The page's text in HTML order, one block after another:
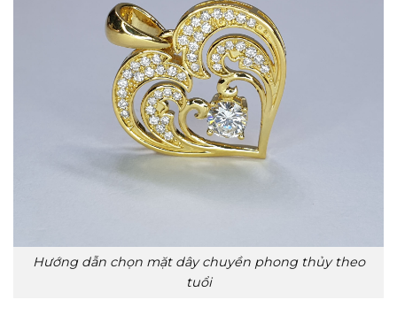
Hướng dẫn chọn mặt dây chuyền phong thủy theo
tuổi